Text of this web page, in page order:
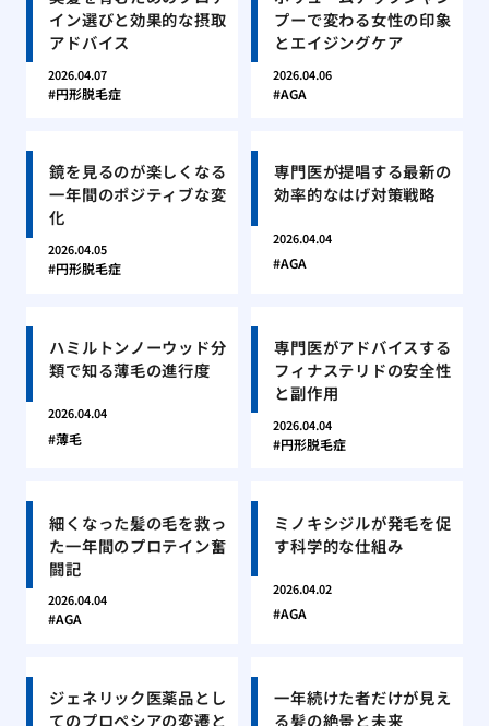
イン選びと効果的な摂取
アドバイス
2026.04.07
円形脱毛症
プーで変わる女性の印象
とエイジングケア
2026.04.06
AGA
鏡を見るのが楽しくなる
一年間のポジティブな変
化
2026.04.05
円形脱毛症
専門医が提唱する最新の
効率的なはげ対策戦略
2026.04.04
AGA
ハミルトンノーウッド分
類で知る薄毛の進行度
2026.04.04
薄毛
専門医がアドバイスする
フィナステリドの安全性
と副作用
2026.04.04
円形脱毛症
細くなった髪の毛を救っ
た一年間のプロテイン奮
闘記
2026.04.04
AGA
ミノキシジルが発毛を促
す科学的な仕組み
2026.04.02
AGA
ジェネリック医薬品とし
てのプロペシアの変遷と
一年続けた者だけが見え
る髪の絶景と未来